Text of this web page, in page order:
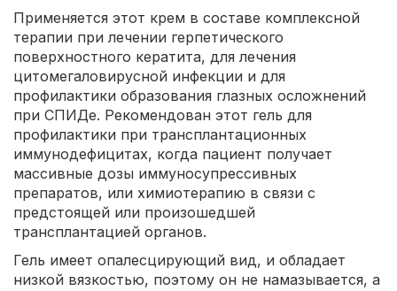
Применяется этот крем в составе комплексной
терапии при лечении герпетического
поверхностного кератита, для лечения
цитомегаловирусной инфекции и для
профилактики образования глазных осложнений
при СПИДе. Рекомендован этот гель для
профилактики при трансплантационных
иммунодефицитах, когда пациент получает
массивные дозы иммуносупрессивных
препаратов, или химиотерапию в связи с
предстоящей или произошедшей
трансплантацией органов.
Гель имеет опалесцирующий вид, и обладает
низкой вязкостью, поэтому он не намазывается, а